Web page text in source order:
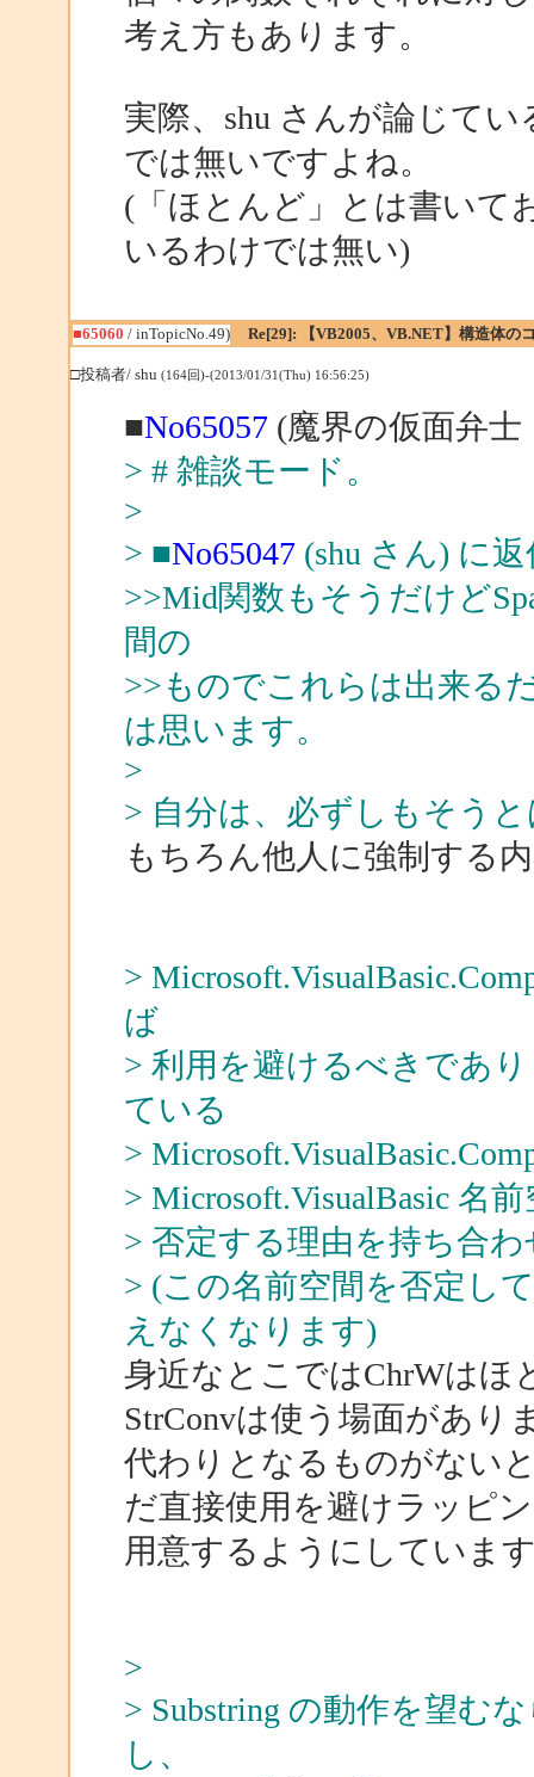
考え方もあります。
実際、shu さんが論じて
では無いですよね。
(「ほとんど」とは書いて
いるわけでは無い)
■65060 / inTopicNo.49) Re[29]: 【VB2005、VB.NET】構造体の
□投稿者/ shu (164回)-(2013/01/31(Thu) 16:56:25)
■No65057(魔界の仮面弁士
> # 雑談モード。
>
> ■No65047(shu さん) に返
>>Mid関数もそうだけど
間の
>>ものでこれらは出来る
は思います。
>
> 自分は、必ずしもそう
もちろん他人に強制する
>
ば
> 利用を避けるべきであ
ている
>
> Microsoft.VisualBasic 名
> 否定する理由を持ち合
> (この名前空間を否定し
えなくなります)
身近なとこではChrWはほ
StrConvは使う場面があり
代わりとなるものがない
だ直接使用を避けラッピ
用意するようにしていま
>
> Substring の動作を望む
し、